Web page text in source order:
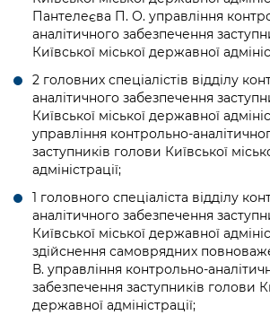
Підприємства, установи,
Kyiv International Relations
Річні звіти
Гендерна політика
Безбар'єрність
Київська міська військова
Портал Захисників та Захисниць
Безбар'єрність
Портал послуг
Міський застосунок Київ
Уряд» – місцевий рівень»
Важливе під час воєнного стану
Про відкриті дані
Портал даних Києва
Публічні дашборди
Пантелеєва П. О. управління
аналітичного забезпечення
Київської міської державної
2 головних спеціалістів відділу
аналітичного забезпечення
Київської міської державної
управління контрольно-
заступників голови Київської
адміністрації;
1 головного спеціаліста відділу
аналітичного забезпечення
Київської міської державної
здійснення самоврядних
В. управління контрольно-
забезпечення заступників голови
державної адміністрації;